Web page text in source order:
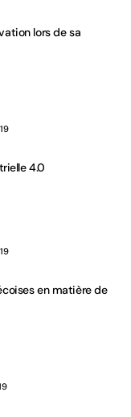
lors de sa
4.0
en matière de